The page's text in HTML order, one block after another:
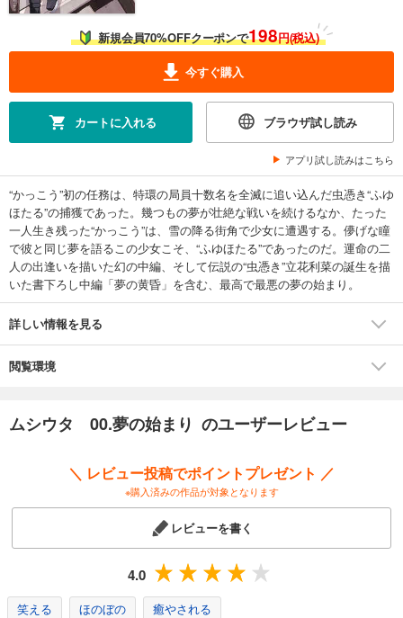
新規会員70%OFFクーポンで198円(税込)
今すぐ購入
カートに入れる ブラウザ試し読み
アプリ試し読みはこちら
“かっこう”初の任務は、特環の局員十数名を全滅に追い込んだ虫憑き“ふゆ
ほたる”の捕獲であった。幾つもの夢が壮絶な戦いを続けるなか、たった
一人生き残った“かっこう”は、雪の降る街角で少女に遭遇する。儚げな瞳
で彼と同じ夢を語るこの少女こそ、“ふゆほたる”であったのだ。運命の二
人の出逢いを描いた幻の中編、そして伝説の“虫憑き”立花利菜の誕生を描
いた書下ろし中編「夢の黄昏」を含む、最高で最悪の夢の始まり。
詳しい情報を見る
閲覧環境
ムシウタ 00.夢の始まり のユーザーレビュー
＼ レビュー投稿でポイントプレゼント ／
※購入済みの作品が対象となります
レビューを書く
4.0
笑える ほのぼの 癒やされる